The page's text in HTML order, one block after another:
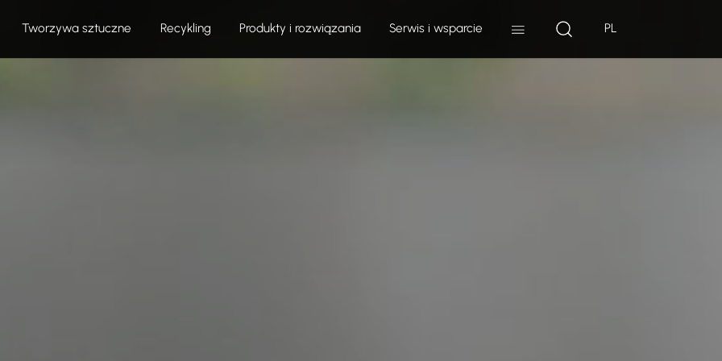
Tworzywa sztuczne Recykling Produkty i rozwiązania Serwis i wsparcie PL